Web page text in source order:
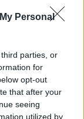
Personal
parties, or
for
opt-out
that after your
seeing
utilized by
vassalli
il No